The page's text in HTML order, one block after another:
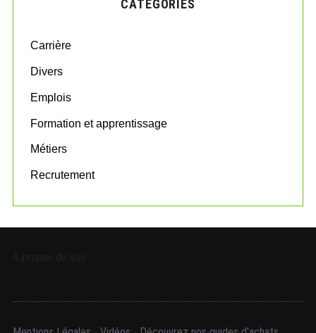
o
:
CATÉGORIES
Carrière
Divers
Emplois
Formation et apprentissage
Métiers
Recrutement